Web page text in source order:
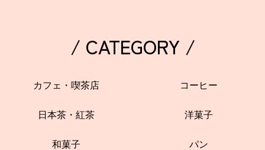
/ CATEGORY /
カフェ・喫茶店 コーヒー
日本茶・紅茶 洋菓子
和菓子 パン